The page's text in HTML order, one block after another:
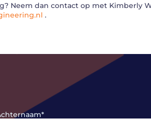
Neem dan contact op met Kimberly
.
*